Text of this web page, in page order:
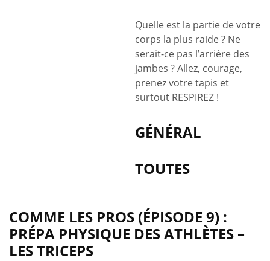
Quelle est la partie de votre
corps la plus raide ? Ne
serait-ce pas l’arrière des
jambes ? Allez, courage,
prenez votre tapis et
surtout RESPIREZ !
GÉNÉRAL
TOUTES
COMME LES PROS (ÉPISODE 9) :
PRÉPA PHYSIQUE DES ATHLÈTES –
LES TRICEPS